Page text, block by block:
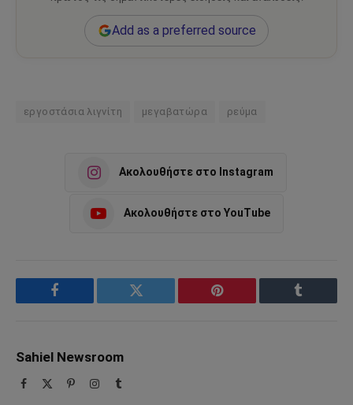
Add as a preferred source
εργοστάσια λιγνίτη μεγαβατώρα ρεύμα
Ακολουθήστε στο Instagram
Ακολουθήστε στο YouTube
Facebook Twitter Pinterest Tumblr
Sahiel Newsroom
Facebook PinterestInstagram
Tumblr